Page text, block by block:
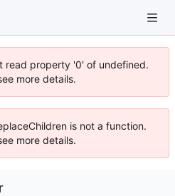
read property '0' of undefined.
more details.
is not a function.
more details.